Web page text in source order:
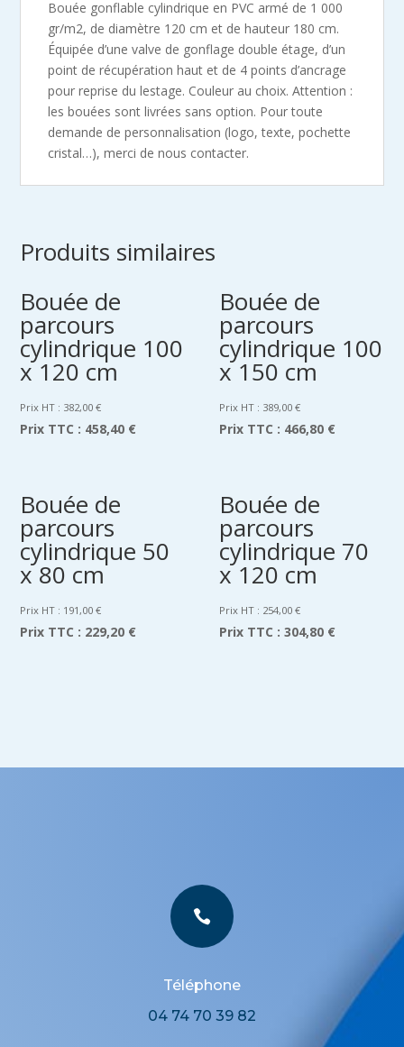
Bouée gonflable cylindrique en PVC armé de 1 000
gr/m2, de diamètre 120 cm et de hauteur 180 cm.
Équipée d’une valve de gonflage double étage, d’un
point de récupération haut et de 4 points d’ancrage
pour reprise du lestage. Couleur au choix. Attention :
les bouées sont livrées sans option. Pour toute
demande de personnalisation (logo, texte, pochette
cristal…), merci de nous contacter.
Produits similaires
Bouée de
parcours
cylindrique 100
x 120 cm
Prix HT : 382,00€
Prix TTC : 458,40 €
Bouée de
parcours
cylindrique 100
x 150 cm
Prix HT : 389,00€
Prix TTC : 466,80 €
Bouée de
parcours
cylindrique 50
x 80 cm
Prix HT : 191,00€
Prix TTC : 229,20 €
Bouée de
parcours
cylindrique 70
x 120 cm
Prix HT : 254,00€
Prix TTC : 304,80 €

Téléphone
04 74 70 39 82